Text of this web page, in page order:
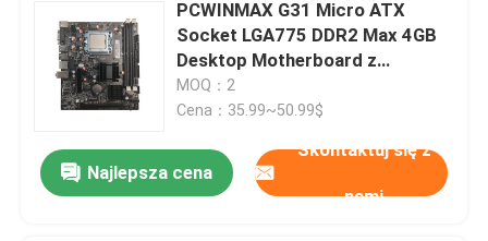
PCWINMAX G31 Micro ATX
Socket LGA775 DDR2 Max 4GB
Desktop Motherboard z
zestawem CPU serii E5
MOQ：2
Cena：35.99~50.99$
Najlepsza cena
Skontaktuj się z
nami